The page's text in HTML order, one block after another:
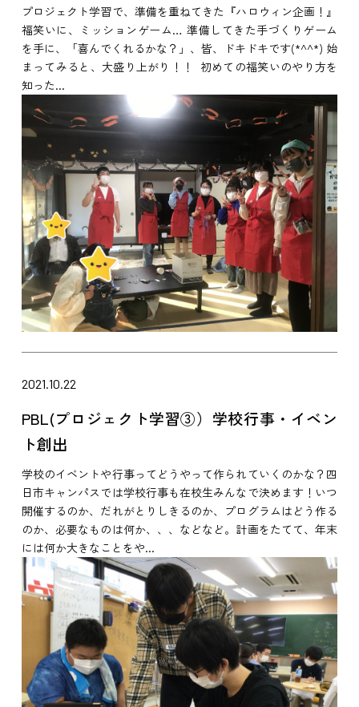
プロジェクト学習で、準備を重ねてきた『ハロウィン企画！』
福笑いに、ミッションゲーム… 準備してきた手づくりゲーム
を手に、「喜んでくれるかな？」、皆、ドキドキです(*^^*) 始
まってみると、大盛り上がり！！ 初めての福笑いのやり方を
知った...
2021.10.22
PBL(プロジェクト学習③）学校行事・イベン
ト創出
学校のイベントや行事ってどうやって作られていくのかな？四
日市キャンパスでは学校行事も在校生みんなで決めます！いつ
開催するのか、だれがとりしきるのか、プログラムはどう作る
のか、必要なものは何か、、、などなど。計画をたてて、年末
には何か大きなことをや...